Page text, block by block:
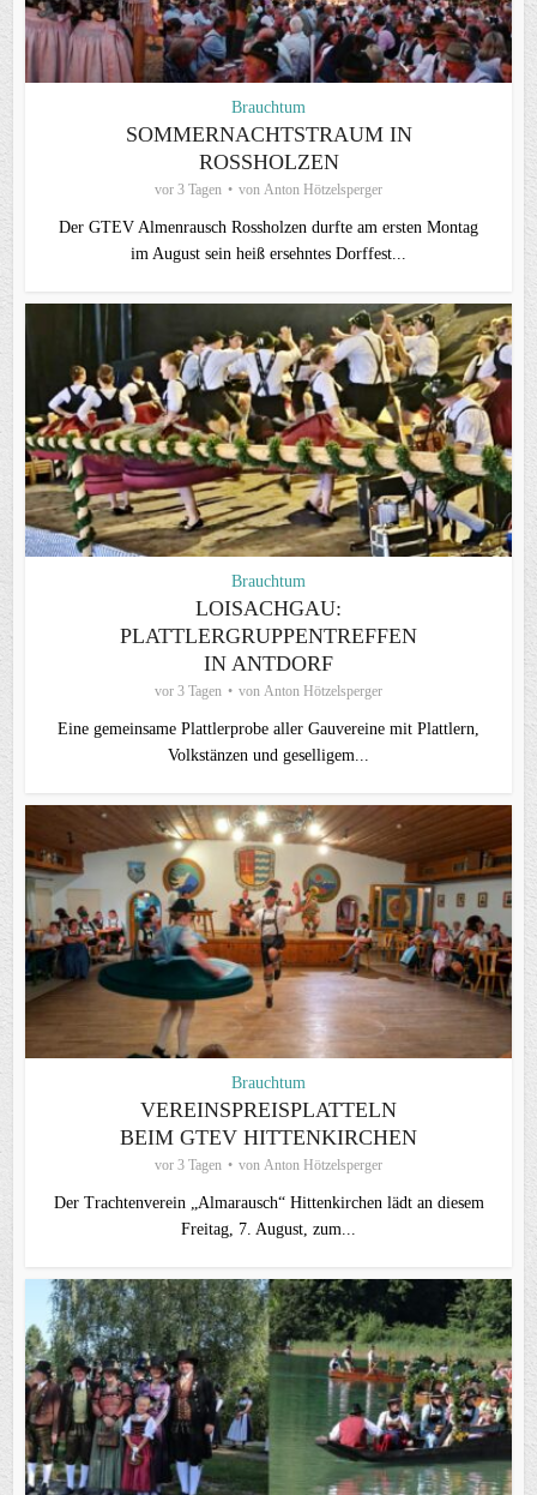
Brauchtum
SOMMERNACHTSTRAUM IN
ROSSHOLZEN
vor 3 Tagen von Anton Hötzelsperger
Der GTEV Almenrausch Rossholzen durfte am ersten Montag
im August sein heiß ersehntes Dorffest...
Brauchtum
LOISACHGAU:
PLATTLERGRUPPENTREFFEN
IN ANTDORF
vor 3 Tagen von Anton Hötzelsperger
Eine gemeinsame Plattlerprobe aller Gauvereine mit Plattlern,
Volkstänzen und geselligem...
Brauchtum
VEREINSPREISPLATTELN
BEIM GTEV HITTENKIRCHEN
vor 3 Tagen von Anton Hötzelsperger
Der Trachtenverein „Almarausch“ Hittenkirchen lädt an diesem
Freitag, 7. August, zum...